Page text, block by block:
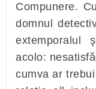
Compunere.
domnul
extemporalul
acolo:
cumva ar